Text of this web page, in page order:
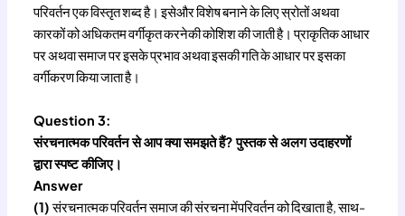
परिवर्तन एक विस्तृत शब्द है। इसेऔर विशेष बनाने के लिए स्रोतों अथवा
कारकों को अधिकतम वर्गीकृत करनेकी कोशिश की जाती है। प्राकृतिक आधार
पर अथवा समाज पर इसके प्रभाव अथवा इसकी गति के आधार पर इसका
वर्गीकरण किया जाता है।
Question 3:
संरचनात्मक परिवर्तन से आप क्या समझते हैं? पुस्तक से अलग उदाहरणों
द्वारा स्पष्ट कीजिए।
Answer
(1)संरचनात्मक परिवर्तन समाज की संरचना मेंपरिवर्तन को दिखाता है, साथ-